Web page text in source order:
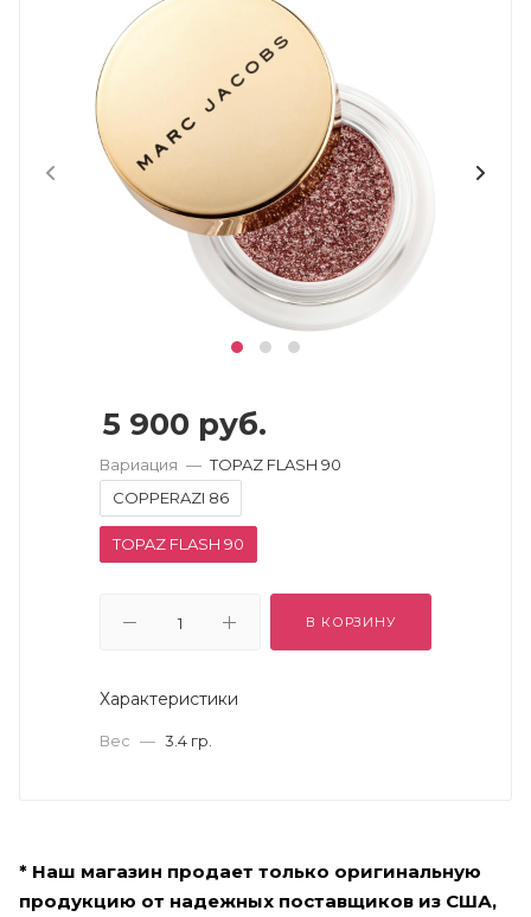
5 900 руб.
Вариация — TOPAZ FLASH 90
COPPERAZI 86
TOPAZ FLASH 90
В КОРЗИНУ
Характеристики
Вес — 3.4 гр.
* Наш магазин продает только оригинальную
продукцию от надежных поставщиков из США,